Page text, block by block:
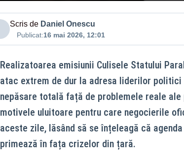
Scris de Daniel Onescu
Publicat:16 mai 2026, 12:01
Realizatoarea emisiunii Culisele Statului
atac extrem de dur la adresa liderilor politici
nepăsare totală față de problemele reale
motivele uluitoare pentru care negocierile
aceste zile, lăsând să se înțeleagă că
primează în fața crizelor din țară.